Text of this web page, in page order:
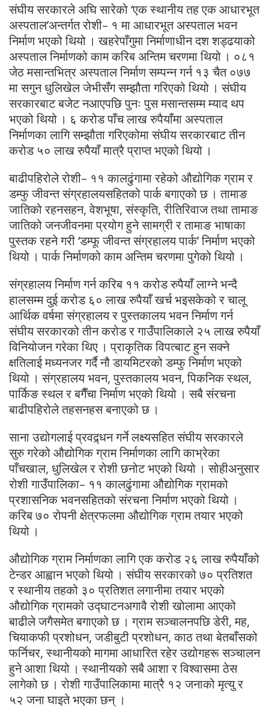
संघीय सरकारले अघि सारेको ‘एक स्थानीय तह एक आधारभूत
अस्पताल’अन्तर्गत रोशी– १ मा आधारभूत अस्पताल भवन
निर्माण भएको थियो । खहरेपाँगुमा निर्माणाधीन दश शड्ढयाको
अस्पताल निर्माणको काम करिब अन्तिम चरणमा थियो । ०८१
जेठ मसान्तभित्र अस्पताल निर्माण सम्पन्न गर्न १३ चैत ०७७
मा सगुन धुलिखेल जेभीसँग सम्झौता गरिएको थियो । संघीय
सरकारबाट बजेट नआएपछि पुनः पुस मसान्तसम्म म्याद थप
भएको थियो । ६ करोड पाँच लाख रुपैयाँमा अस्पताल
निर्माणका लागि सम्झौता गरिएकोमा संघीय सरकारबाट तीन
करोड ५० लाख रुपैयाँ मात्रै प्राप्त भएको थियो ।
बाढीपहिरोले रोशी– ११ कालढुंगामा रहेको औद्योगिक ग्राम र
डम्फु जीवन्त संग्रहालयसहितको पार्क बगाएको छ । तामाङ
जातिको रहनसहन, वेशभूषा, संस्कृति, रीतिरिवाज तथा तामाङ
जातिको जनजीवनमा प्रयोग हुने सामग्री र तामाङ भाषाका
पुस्तक रहने गरी ‘डम्फू जीवन्त संग्रहालय पार्क’ निर्माण भएको
थियो । पार्क निर्माणको काम अन्तिम चरणमा पुगेको थियो ।
संग्रहालय निर्माण गर्न करिब ११ करोड रुपैयाँ लाग्ने भन्दै
हालसम्म दुई करोड ६० लाख रुपैयाँ खर्च भइसकेको र चालू
आर्थिक वर्षमा संग्रहालय र पुस्तकालय भवन निर्माण गर्न
संघीय सरकारको तीन करोड र गाउँपालिकाले २५ लाख रुपैयाँ
विनियोजन गरेका थिए । प्राकृतिक विपत्बाट हुन सक्ने
क्षतिलाई मध्यनजर गर्दै नौ डायमिटरको डम्फु निर्माण भएको
थियो । संग्रहालय भवन, पुस्तकालय भवन, पिकनिक स्थल,
पार्किङ स्थल र बगैँचा निर्माण भएको थियो । सबै संरचना
बाढीपहिरोले तहसनहस बनाएको छ ।
साना उद्योगलाई प्रवद्र्धन गर्ने लक्ष्यसहित संघीय सरकारले
सुरु गरेको औद्योगिक ग्राम निर्माणका लागि काभ्रेका
पाँचखाल, धुलिखेल र रोशी छनोट भएको थियो । सोहीअनुसार
रोशी गाउँपालिका– ११ कालढुंगामा औद्योगिक ग्रामको
प्रशासनिक भवनसहितको संरचना निर्माण भएको थियो ।
करिब ७० रोपनी क्षेत्रफलमा औद्योगिक ग्राम तयार भएको
थियो ।
औद्योगिक ग्राम निर्माणका लागि एक करोड २६ लाख रुपैयाँको
टेन्डर आह्वान भएको थियो । संघीय सरकारको ७० प्रतिशत
र स्थानीय तहको ३० प्रतिशत लगानीमा तयार भएको
औद्योगिक ग्रामको उद्घाटनअगावै रोशी खोलामा आएको
बाढीले जगैसमेत बगाएको छ । ग्राम सञ्चालनपछि डेरी, मह,
चियाकफी प्रशोधन, जडीबुटी प्रशोधन, काठ तथा बेतबाँसको
फर्निचर, स्थानीयको मागमा आधारित रहेर उद्योगहरू सञ्चालन
हुने आशा थियो । स्थानीयको सबै आशा र विश्वासमा ठेस
लागेको छ । रोशी गाउँपालिकामा मात्रै १२ जनाको मृत्यु र
५२ जना घाइते भएका छन् ।